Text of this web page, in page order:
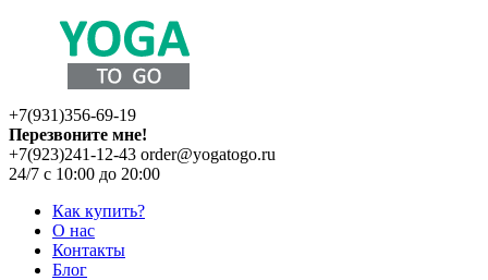
+7(931)356-69-19
Перезвоните мне!
+7(923)241-12-43 order@yogatogo.ru
24/7 с 10:00 до 20:00
Как купить?
О нас
Контакты
Блог